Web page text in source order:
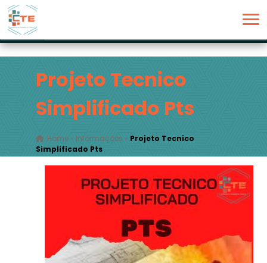
Projeto Tecnico
Simplificado Pts
Home» Informações » Projeto Tecnico
Simplificado Pts